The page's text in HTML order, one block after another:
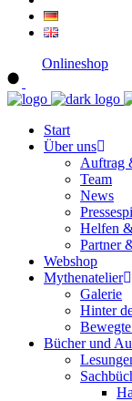
Onlineshop
Start
Über uns
Auftrag
Team
News
Helfen
Partner
Webshop
Mythenatelier
Galerie
Hinter
Bücher und